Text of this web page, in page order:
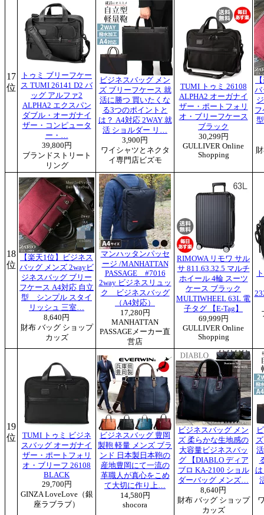
17
位
トゥミ ブリーフケー
ス TUMI 26141 D2 バ
ッグ アルファ2
ALPHA2 エクスパン
ダブル・オーガナイ
ザー・コンピュータ
ー・…
39,800円
ブランドストリート
リング
ビジネスバッグ メン
ズ ブリーフケース 就
活に勝つ 買いたくな
る3つのポイントと
は？ A4対応 2WAY 就
活 ショルダー リ…
3,900円
ワイシャツとネクタ
イ専門店ビズモ
TUMI トゥミ 26108
ALPHA2 オーガナイ
ザー・ポートフォリ
オ・ブリーフケース
ブラック
30,299円
GULLIVER Online
Shopping
バ
フ
18
位
【楽天1位】ビジネス
バッグ メンズ 2wayビ
ジネスバッグ ブリー
フケース A4対応 自立
型 シンプル スタイ
リッシュ 三室…
8,640円
財布 バッグ ショップ
カッズ
マンハッタンパッセ
ージ /MANHATTAN
PASSAGE #7016
2way ビジネスリュッ
ク ビジネスバッグ
（A4対応）
17,280円
MANHATTAN
PASSAGEメーカー直
営店
RIMOWA リモワ サル
サ 811.63.32.5 マルチ
ホイール 4輪 スーツ
ケース ブラック
MULTIWHEEL 63L 電
子タグ 【E-Tag】
69,999円
GULLIVER Online
Shopping
19
位
TUMI トゥミ ビジネ
スバッグ オーガナイ
ザー・ポートフォリ
オ・ブリーフ 26108
BLACK
29,700円
GINZA LoveLove（銀
座ラブラブ）
ビジネスバッグ 豊岡
製鞄 軽量 メンズ ブラ
ンド 日本製日本鞄の
産地豊岡にて一流の
革職人が真心をこめ
て大切に作り上…
14,580円
shocora
ビジネスバッグ メン
ズ 柔らかな生地感の
大容量ビジネスバッ
グ 【DIABLO ディア
ブロ KA-2100 ショル
ダーバッグ メンズ…
8,640円
財布 バッグ ショップ
カッズ